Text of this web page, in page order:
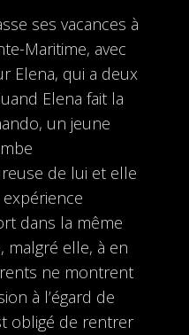
ses vacances à
Maritime, avec
Elena, qui a deux
Elena fait la
un jeune
de lui et elle
dans la même
malgré elle, à en
ne montrent
à l’égard de
obligé de rentrer